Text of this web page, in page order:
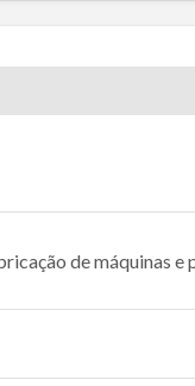
de máquinas e